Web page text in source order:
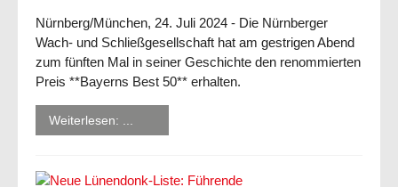
Nürnberg/München, 24. Juli 2024 - Die Nürnberger
Wach- und Schließgesellschaft hat am gestrigen Abend
zum fünften Mal in seiner Geschichte den renommierten
Preis **Bayerns Best 50** erhalten.
Weiterlesen: ...